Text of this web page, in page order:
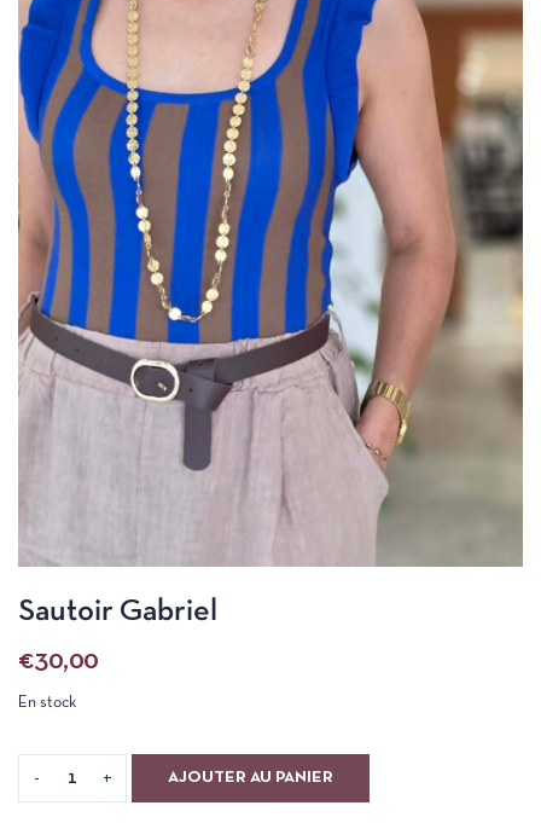
Sautoir Gabriel
€30,00
En stock
AJOUTER AU PANIER